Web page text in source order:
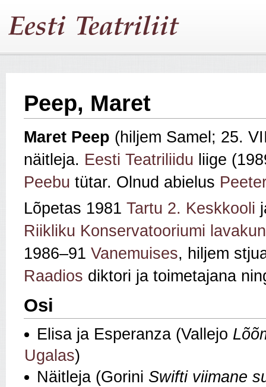
Peep, Maret
Maret Peep (hiljem Samel; 25.
näitleja. Eesti Teatriliidu liige
Peebu tütar. Olnud abielus
Lõpetas 1981 Tartu 2. Keskkooli
Riikliku Konservatooriumi
1986–91 Vanemuises, hiljem
Raadios diktori ja toimetajana
Osi
Elisa ja Esperanza (Vallejo
Ugalas)
Näitleja (Gorini Swifti viimane